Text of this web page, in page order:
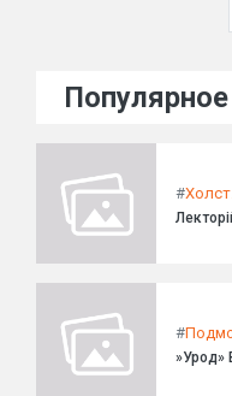
Популярное
#
#
»Урод»